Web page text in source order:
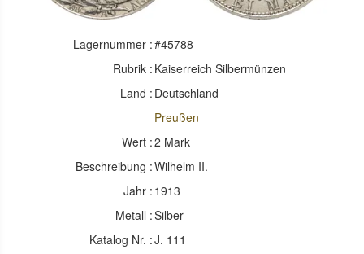
Lagernummer :#45788
Rubrik : Kaiserreich Silbermünzen
Land : Deutschland
Preußen
Wert :2 Mark
Beschreibung :Wilhelm II.
Jahr : 1913
Metall :Silber
Katalog Nr. :J. 111